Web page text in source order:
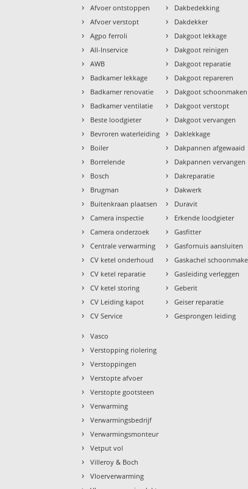
› Afvoer ontstoppen
› Afvoer verstopt
› Agpo ferroli
› All-Inservice
› AWB
› Badkamer lekkage
› Badkamer renovatie
› Badkamer ventilatie
› Beste loodgieter
› Bevroren waterleiding
› Boiler
› Borrelende
› Bosch
› Brugman
› Buitenkraan plaatsen
› Camera inspectie
› Camera onderzoek
› Centrale verwarming
› CV ketel onderhoud
› CV ketel reparatie
› CV ketel storing
› CV Leiding kapot
› CV Service
› Dakbedekking
› Dakdekker
› Dakgoot lekkage
› Dakgoot reinigen
› Dakgoot reparatie
› Dakgoot repareren
› Dakgoot schoonmaken
› Dakgoot verstopt
› Dakgoot vervangen
› Daklekkage
› Dakpannen afgewaaid
› Dakpannen vervangen
› Dakreparatie
› Dakwerk
› Duravit
› Erkende loodgieter
› Gasfitter
› Gasfornuis aansluiten
› Gaskachel
› Gasleiding verleggen
› Geberit
› Geiser reparatie
› Gesprongen leiding
› Vasco
› Verstopping riolering
› Verstoppingen
› Verstopte afvoer
› Verstopte gootsteen
› Verwarming
› Verwarmingsbedrijf
› Verwarmingsmonteur
› Vetput vol
› Villeroy & Boch
› Vloerverwarming